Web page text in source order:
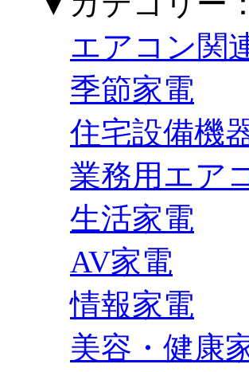
エアコン関
季節家電
住宅設備機
業務用エア
生活家電
AV家電
情報家電
美容・健康